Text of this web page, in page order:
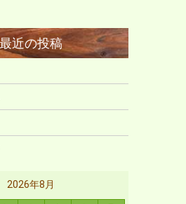
2026年8月